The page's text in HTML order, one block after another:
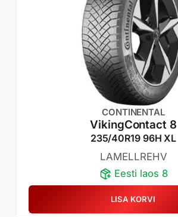
CONTINENTAL
VikingContact 8
235/40R19 96H XL
LAMELLREHV
Eesti laos 8
LISA KORVI